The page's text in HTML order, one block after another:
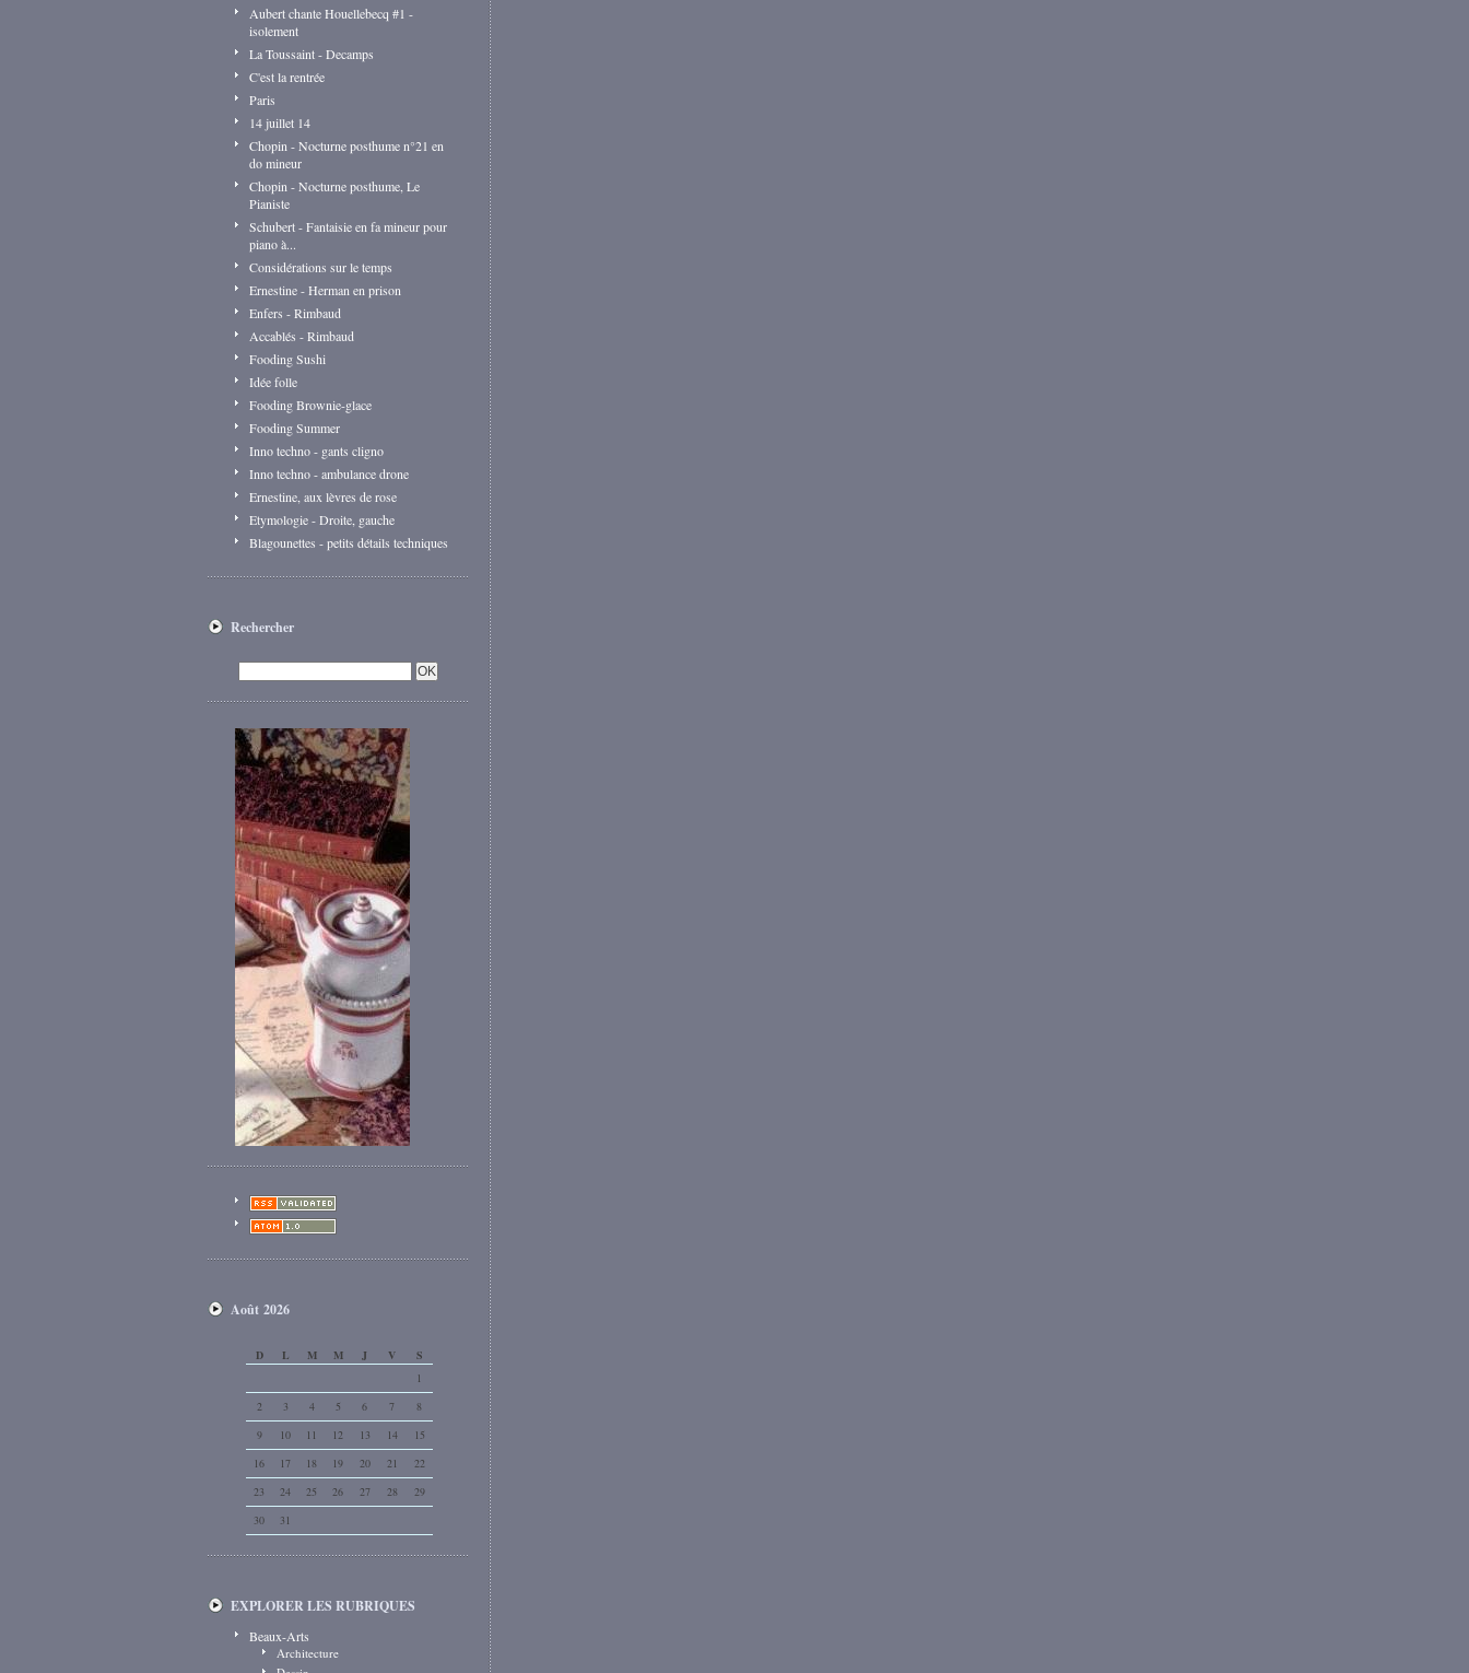
Aubert chante Houellebecq #1 -
isolement
La Toussaint - Decamps
C'est la rentrée
Paris
14 juillet 14
Chopin - Nocturne posthume n°21 en
do mineur
Chopin - Nocturne posthume, Le
Pianiste
Schubert - Fantaisie en fa mineur pour
piano à...
Considérations sur le temps
Ernestine - Herman en prison
Enfers - Rimbaud
Accablés - Rimbaud
Fooding Sushi
Idée folle
Fooding Brownie-glace
Fooding Summer
Inno techno - gants cligno
Inno techno - ambulance drone
Ernestine, aux lèvres de rose
Etymologie - Droite, gauche
Blagounettes - petits détails techniques
Rechercher
Août 2026
D L M M J V
S
1
2
3 4 5 6 7
8
9
10 11 12 13 14
15
16
17 18 19 20 21
22
23
24 25 26 27 28
29
30
31
EXPLORER LES RUBRIQUES
Beaux-Arts
Architecture